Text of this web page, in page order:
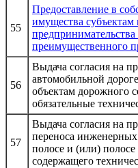
55
Предоставление в
имущества субъектам
преимущественного
56
Выдача согласия на
автомобильной
объектам дорожного
обязательные
57
Выдача согласия на
переноса
полосе и (или)
содержащего